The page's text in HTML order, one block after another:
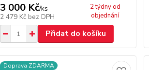
3 000 Kč/ks
2 479 Kč bez DPH
2 týdny od
objednání
Přidat do košíku
Doprava ZDARMA